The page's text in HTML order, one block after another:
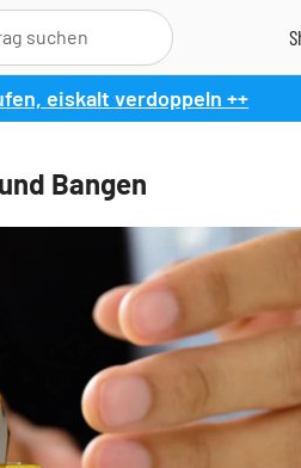
eiskalt verdoppeln ++
Bangen